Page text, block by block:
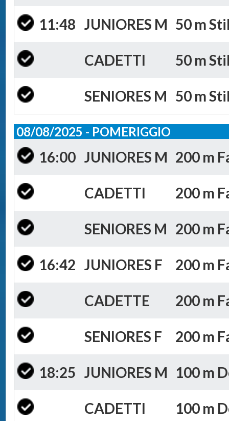
11:48 JUNIORES M 50 m
CADETTI 50 m
SENIORES M 50 m
08/08/2025 - POMERIGGIO
16:00 JUNIORES M 200 m
CADETTI 200 m
SENIORES M 200 m
16:42 JUNIORES F 200 m
CADETTE 200 m
SENIORES F 200 m
18:25 JUNIORES M 100 m
CADETTI 100 m